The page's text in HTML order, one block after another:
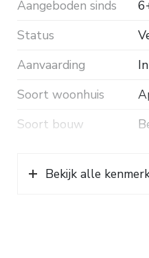
Aangeboden sinds
Status
Aanvaarding
Soort woonhuis
Soort bouw
Ligging
Bekijk alle